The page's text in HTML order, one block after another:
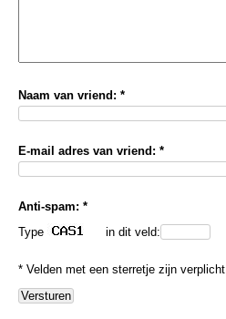
Naam van vriend: *
E-mail adres van vriend: *
Anti-spam: *
Type
in dit veld:
* Velden met een sterretje zijn verplicht